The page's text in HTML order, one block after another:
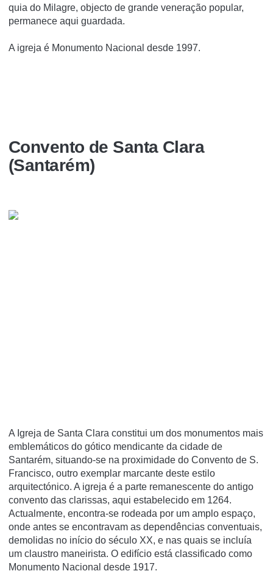
quia do Milagre, objecto de grande veneração popular,
permanece aqui guardada.
A igreja é Monumento Nacional desde 1997.
Convento de Santa Clara
(Santarém)
A Igreja de Santa Clara constitui um dos monumentos mais
emblemáticos do gótico mendicante da cidade de
Santarém, situando-se na proximidade do Convento de S.
Francisco, outro exemplar marcante deste estilo
arquitectónico. A igreja é a parte remanescente do antigo
convento das clarissas, aqui estabelecido em 1264.
Actualmente, encontra-se rodeada por um amplo espaço,
onde antes se encontravam as dependências conventuais,
demolidas no iní­cio do século XX, e nas quais se incluí­a
um claustro maneirista. O edifí­cio está classificado como
Monumento Nacional desde 1917.